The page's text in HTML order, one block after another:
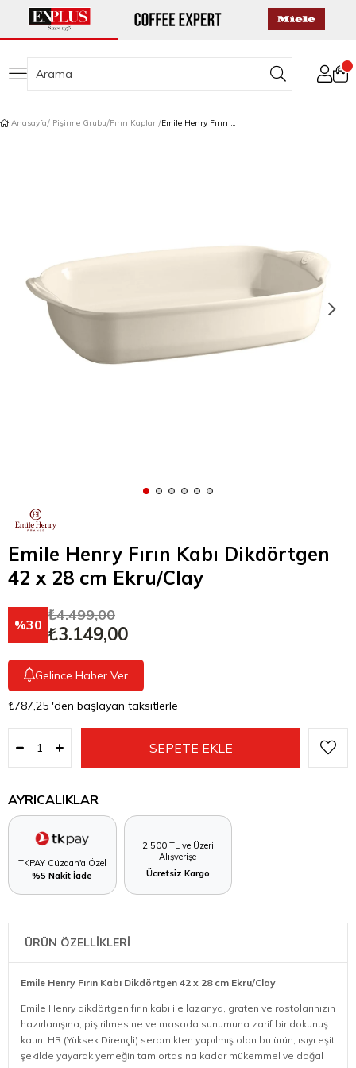
Anasayfa Pişirme Grubu Fırın Kapları Emile Henry Fırın Kabı Dikdörtgen 42 x 28 cm Ekru/Clay
Emile Henry Fırın Kabı Dikdörtgen
42 x 28 cm Ekru/Clay
30
₺4.499,00
₺3.149,00
Gelince Haber Ver
₺787,25 'den başlayan taksitlerle
AYRICALIKLAR
TKPAY Cüzdan'a Özel
%5 Nakit İade
2.500 TL ve Üzeri
Alışverişe
Ücretsiz Kargo
ÜRÜN ÖZELLİKLERİ
Emile Henry Fırın Kabı Dikdörtgen 42 x 28 cm Ekru/Clay
Emile Henry dikdörtgen fırın kabı ile lazanya, graten ve rostolarınızın
hazırlanışına, pişirilmesine ve masada sunumuna zarif bir dokunuş
katın. HR (Yüksek Dirençli) seramikten yapılmış olan bu ürün, ısıyı eşit
şekilde yayarak yemeğin tam ortasına kadar mükemmel ve doğal